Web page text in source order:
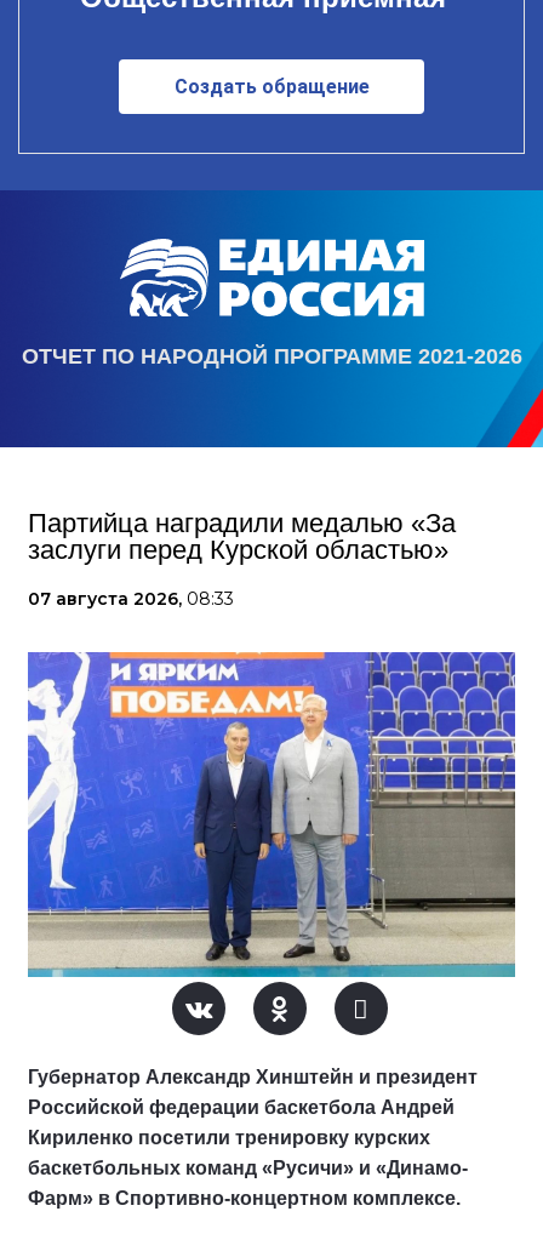
Создать обращение
ОТЧЕТ ПО НАРОДНОЙ ПРОГРАММЕ 2021-2026
Партийца наградили медалью «За
заслуги перед Курской областью»
07 августа 2026, 08:33
Губернатор Александр Хинштейн и президент
Российской федерации баскетбола Андрей
Кириленко посетили тренировку курских
баскетбольных команд «Русичи» и «Динамо-
Фарм» в Спортивно-концертном комплексе.